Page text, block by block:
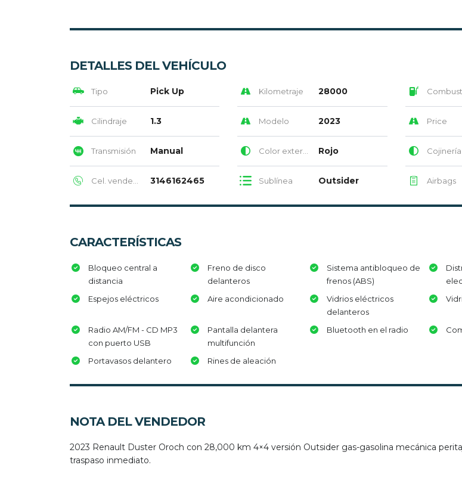
DETALLES DEL VEHÍCULO
Tipo Pick Up Kilometraje 28000
Cilindraje 1.3 Modelo 2023 Price
Transmisión Manual Color exterior Rojo Cojinería
Cel. vendedor 3146162465 Sublínea Outsider Airbags
CARACTERÍSTICAS
Bloqueo central a
distancia
Freno de disco
delanteros
Sistema antibloqueo de
frenos (ABS)
Espejos eléctricos
Aire acondicionado
Vidrios eléctricos
delanteros
Radio AM/FM - CD MP3
con puerto USB
Pantalla delantera
multifunción
Bluetooth en el radio
Portavasos delantero Rines de aleación
NOTA DEL VENDEDOR
2023 Renault Duster Oroch con 28,000 km 4×4 versión Outsider gas-gasolina mecánica
traspaso inmediato.